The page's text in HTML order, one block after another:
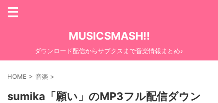
MUSICSMASH!!
ダウンロード配信からサブクスまで音楽情報まとめ♪
HOME > 音楽 >
sumika「願い」のMP3フル配信ダウン